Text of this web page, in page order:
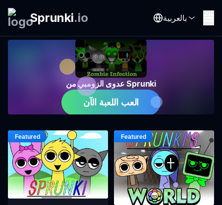
Sprunki.io بالعربية
عدوى الزومبي من Sprunki
العب اللعبة الآن